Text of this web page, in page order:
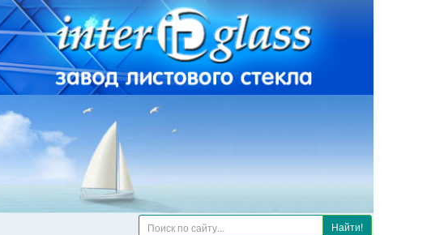
Найти!